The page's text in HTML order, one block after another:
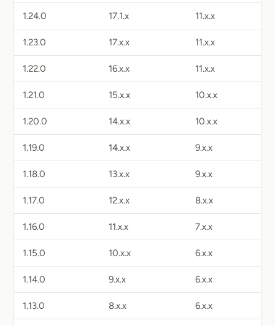
1.24.0 17.1.x 11.x.x
1.23.0 17.x.x 11.x.x
1.22.0 16.x.x 11.x.x
1.21.0 15.x.x 10.x.x
1.20.0 14.x.x 10.x.x
1.19.0 14.x.x 9.x.x
1.18.0 13.x.x 9.x.x
1.17.0 12.x.x 8.x.x
1.16.0 11.x.x 7.x.x
1.15.0 10.x.x 6.x.x
1.14.0 9.x.x 6.x.x
1.13.0 8.x.x 6.x.x